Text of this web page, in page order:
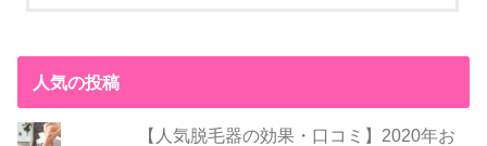
人気の投稿
【人気脱毛器の効果・口コミ】2020年お